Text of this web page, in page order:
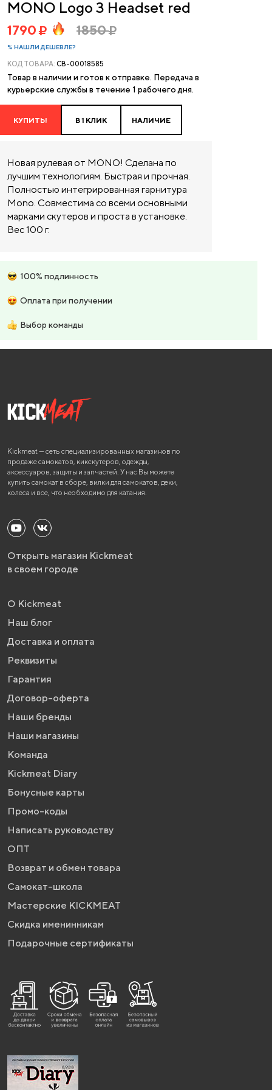
MONO Logo 3 Headset red
1790 1850
% НАШЛИ ДЕШЕВЛЕ?
КОД ТОВАРА: CB-00018585
Товар в наличии и готов к отправке. Передача в
курьерские службы в течение 1 рабочего дня.
КУПИТЬ! В 1 КЛИК НАЛИЧИЕ
Новая рулевая от MONO! Сделана по
лучшим технологиям. Быстрая и прочная.
Полностью интегрированная гарнитура
Mono. Совместима со всеми основными
марками скутеров и проста в установке.
Вес 100 г.
100% подлинность
Оплата при получении
Выбор команды
Kickmeat — сеть специализированных магазинов по
продаже самокатов, кикскутеров, одежды,
аксессуаров, защиты и запчастей. У нас Вы можете
купить самокат в сборе, вилки для самокатов, деки,
колеса и все, что необходимо для катания.
Открыть магазин Kickmeat
в своем городе
О Kickmeat
Наш блог
Доставка и оплата
Реквизиты
Гарантия
Договор-оферта
Наши бренды
Наши магазины
Команда
Kickmeat Diary
Бонусные карты
Промо-коды
Написать руководству
ОПТ
Возврат и обмен товара
Самокат-школа
Мастерские KICKMEAT
Скидка именинникам
Подарочные сертификаты